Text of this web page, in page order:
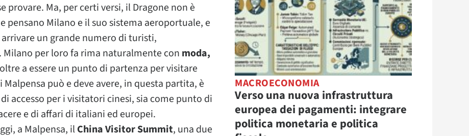
provare. Ma, per certi versi, il Dragone non è
pensano Milano e il suo sistema aeroportuale, e
un grande numero di turisti,
per loro fa rima naturalmente con moda,
a essere un punto di partenza per visitare
può e deve avere, in questa partita, è
accesso per i visitatori cinesi, sia come punto di
e di affari di italiani ed europei.
a Malpensa, ilChina Visitor Summit, una due
MACROECONOMIA
Verso una nuova infrastruttura
europea dei pagamenti: integrare
politica monetaria e politica